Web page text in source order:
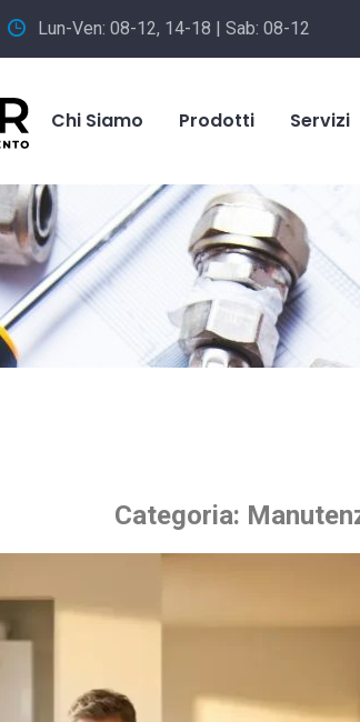
Lun-Ven: 08-12, 14-18 | Sab: 08-12
Chi Siamo Prodotti Servizi
Categoria: